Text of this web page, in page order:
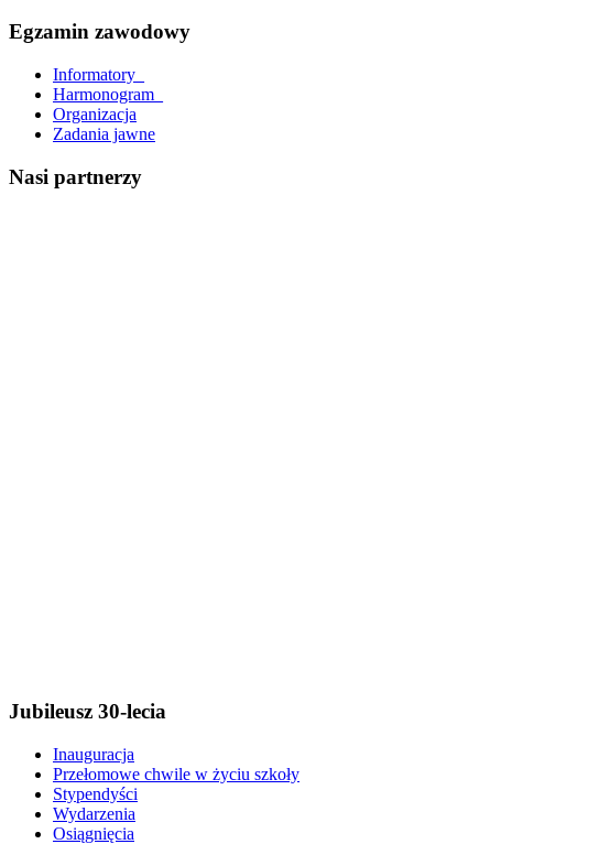
Egzamin zawodowy
Informatory_
Harmonogram_
Organizacja
Zadania jawne
Nasi partnerzy
Jubileusz 30-lecia
Inauguracja
Przełomowe chwile w życiu szkoły
Stypendyści
Wydarzenia
Osiągnięcia